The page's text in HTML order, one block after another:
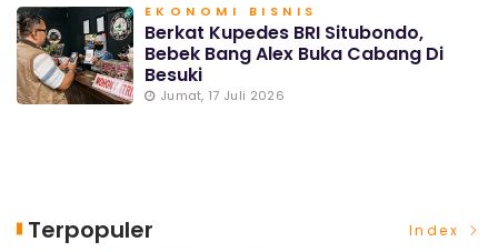
EKONOMI BISNIS
Berkat Kupedes BRI Situbondo,
Bebek Bang Alex Buka Cabang Di
Besuki
Jumat, 17 Juli 2026
Terpopuler Index